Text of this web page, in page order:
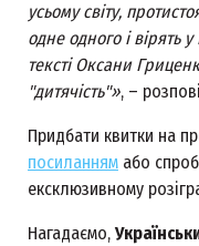
усьому світу,
одне одного і вірять
тексті Оксани
"дитячість"», –
Придбати квитки на
посиланням або
ексклюзивному
Нагадаємо,